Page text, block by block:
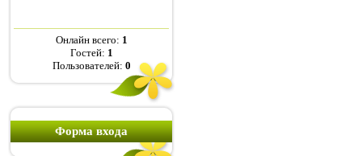
Онлайн всего: 1
Гостей: 1
Пользователей: 0
Форма входа